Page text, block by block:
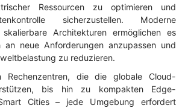
Ressourcen zu optimieren und
sicherzustellen. Moderne
Architekturen ermöglichen es
an neue Anforderungen anzupassen und
zu reduzieren.
Rechenzentren, die die globale Cloud-
bis hin zu kompakten Edge-
Cities – jede Umgebung erfordert